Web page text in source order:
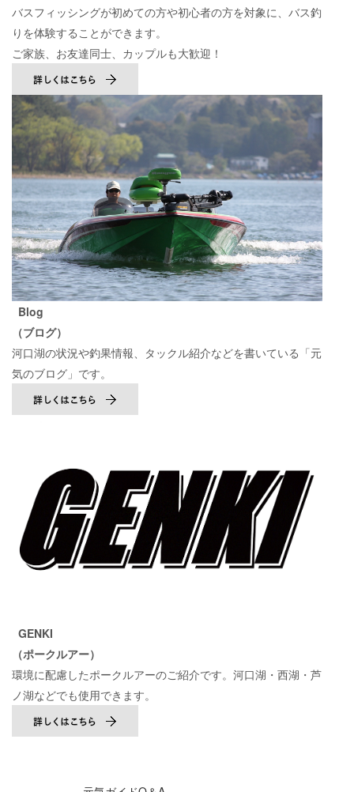
バスフィッシングが初めての方や初心者の方を対象に、バス釣
りを体験することができます。
ご家族、お友達同士、カップルも大歓迎！
Blog
（ブログ）
河口湖の状況や釣果情報、タックル紹介などを書いている「元
気のブログ」です。
GENKI
（ポークルアー）
環境に配慮したポークルアーのご紹介です。河口湖・西湖・芦
ノ湖などでも使用できます。